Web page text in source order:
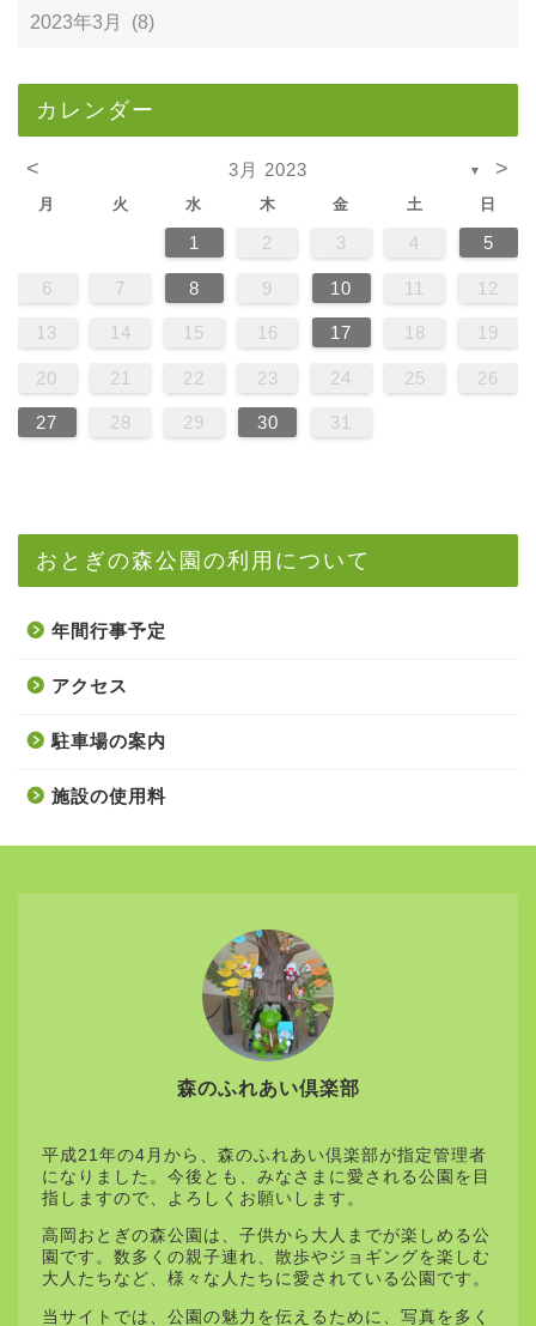
カレンダー
< 3月 2023 ▼ >
月 火 水 木 金 土 日
1 2 3 4 5
6 7 8 9 10 11 12
13 14 15 16 17 18 19
20 21 22 23 24 25 26
27 28 29 30 31
おとぎの森公園の利用について
年間行事予定
アクセス
駐車場の案内
施設の使用料
森のふれあい倶楽部
平成21年の4月から、森のふれあい倶楽部が指定管理者
になりました。今後とも、みなさまに愛される公園を目
指しますので、よろしくお願いします。
高岡おとぎの森公園は、子供から大人までが楽しめる公
園です。数多くの親子連れ、散歩やジョギングを楽しむ
大人たちなど、様々な人たちに愛されている公園です。
当サイトでは、公園の魅力を伝えるために、写真を多く